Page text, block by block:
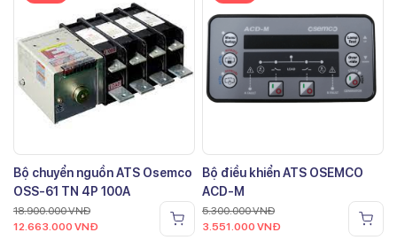
Bộ chuyển nguồn ATS Osemco
OSS-61 TN 4P 100A
18.900.000VNĐ
12.663.000 VNĐ
Bộ điều khiển ATS OSEMCO
ACD-M
5.300.000VNĐ
3.551.000 VNĐ